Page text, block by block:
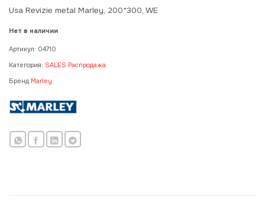
Usa Revizie metal Marley, 200*300, WE
Нет в наличии
Артикул: 04710
Категория: SALES Распродажа
Бренд Marley